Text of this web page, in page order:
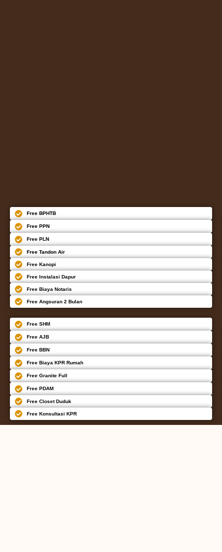
Free BPHTB
Free PPN
Free PLN
Free Tandon Air
Free Kanopi
Free Instalasi Dapur
Free Biaya Notaris
Free Angsuran 2 Bulan
Free SHM
Free AJB
Free BBN
Free Biaya KPR Rumah
Free Granite Full
Free PDAM
Free Closet Duduk
Free Konsultasi KPR